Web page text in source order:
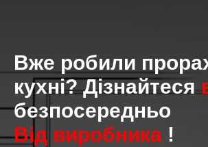
Вже робили
кухні? Дізнайтеся
безпосередньо
Від виробника !